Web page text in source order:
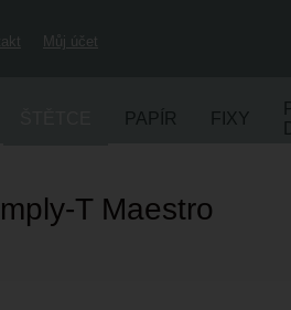
Můj účet
PAPÍR FIXY
T Maestro